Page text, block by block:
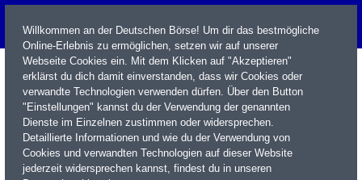
Name / WKN / ISIN / Kürzel
Willkommen an der Deutschen Börse! Um dir das bestmögliche
Online-Erlebnis zu ermöglichen, setzen wir auf unserer
Webseite Cookies ein. Mit dem Klicken auf "Akzeptieren"
erklärst du dich damit einverstanden, dass wir Cookies oder
verwandte Technologien verwenden dürfen. Über den Button
"Einstellungen" kannst du der Verwendung der genannten
Dienste im Einzelnen zustimmen oder widersprechen.
Detaillierte Informationen und wie du der Verwendung von
Cookies und verwandten Technologien auf dieser Website
jederzeit widersprechen kannst, findest du in unseren